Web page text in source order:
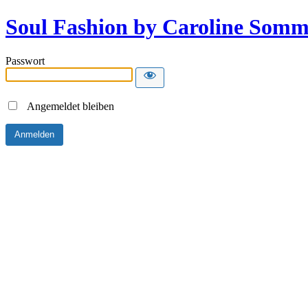
Soul Fashion by Caroline
Passwort
Angemeldet bleiben